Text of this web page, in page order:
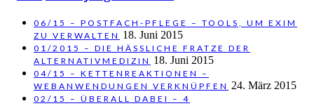
06/15 – POSTFACH-PFLEGE – TOOLS, UM EXIM
ZU VERWALTEN 18. Juni 2015
01/2015 – DIE HÄSSLICHE FRATZE DER
ALTERNATIVMEDIZIN 18. Juni 2015
04/15 – KETTENREAKTIONEN –
WEBANWENDUNGEN VERKNÜPFEN 24. März 2015
02/15 – ÜBERALL DABEI – 4